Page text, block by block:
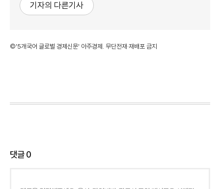
기자의 다른기사
©'5개국어 글로벌 경제신문' 아주경제. 무단전재·재배포 금지
댓글0